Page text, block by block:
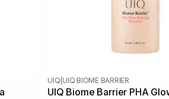
UIQ UIQ BIOME BARRIER
UIQ Biome Barrier PHA